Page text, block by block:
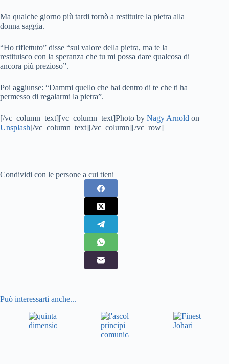
Ma qualche giorno più tardi tornò a restituire la pietra alla
donna saggia.
“Ho riflettuto” disse “sul valore della pietra, ma te la
restituisco con la speranza che tu mi possa dare qualcosa di
ancora più prezioso”.
Poi aggiunse: “Dammi quello che hai dentro di te che ti ha
permesso di regalarmi la pietra”.
[/vc_column_text][vc_column_text]Photo by Nagy Arnold on
Unsplash[/vc_column_text][/vc_column][/vc_row]
Condividi con le persone a cui tieni
Può interessarti anche...